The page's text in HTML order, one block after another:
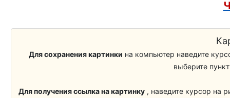
-невестка
-сват
Для сохранения картинки на компьютер наведите
выберите
Для получения ссылка на картинку , наведите курсор на